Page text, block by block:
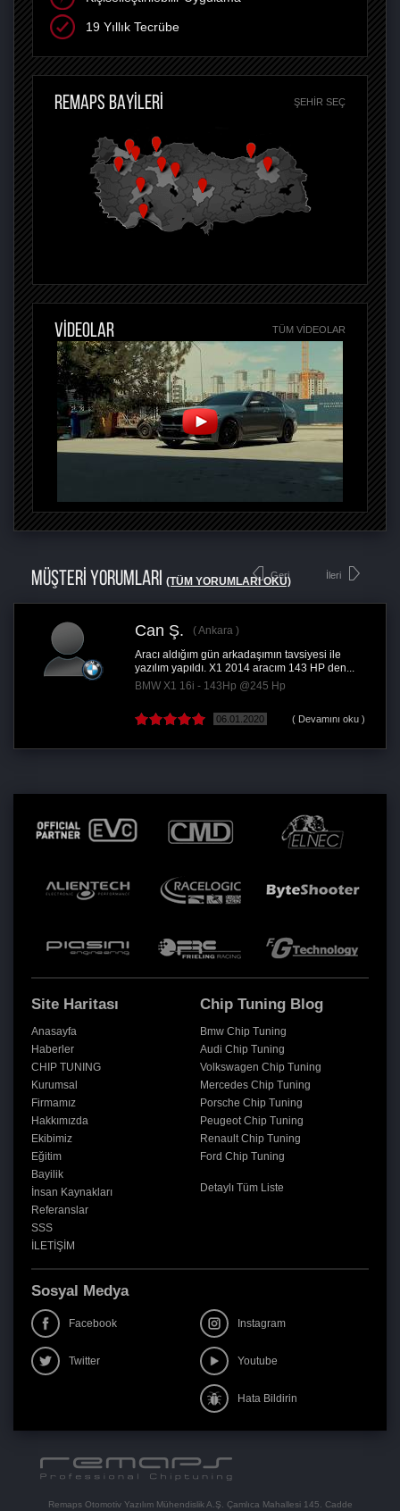
19 Yıllık Tecrübe
REMAPS BAYİLERİ ŞEHIR SEÇ
VİDEOLAR TÜM VIDEOLAR
MÜŞTERİ YORUMLARI (TÜM YORUMLARI OKU)
Geri
Can Ş.
Ankara
Aracı aldığım gün arkadaşımın tavsiyesi ile
yazılım yapıldı. X1 2014 aracım 143 HP den...
BMW X1 16i - 143Hp @245 Hp
06.01.2020 ( Devamını oku )
İleri
Site Haritası
Anasayfa
Haberler
CHIP TUNING
Kurumsal
Firmamız
Hakkımızda
Ekibimiz
Eğitim
Bayilik
İnsan Kaynakları
Referanslar
SSS
İLETİŞİM
Chip Tuning Blog
Bmw Chip Tuning
Audi Chip Tuning
Volkswagen Chip Tuning
Mercedes Chip Tuning
Porsche Chip Tuning
Peugeot Chip Tuning
Renault Chip Tuning
Ford Chip Tuning
Detaylı Tüm Liste
Sosyal Medya
Facebook Instagram
Twitter Youtube
Hata Bildirin
Remaps Otomotiv Yazılım Mühendislik A.Ş. Çamlıca Mahallesi 145. Cadde